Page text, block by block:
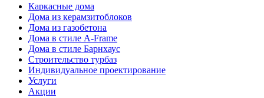
Каркасные дома
Дома из керамзитоблоков
Дома из газобетона
Дома в стиле A-Frame
Дома в стиле Барнхаус
Строительство турбаз
Индивидуальное проектирование
Услуги
Акции